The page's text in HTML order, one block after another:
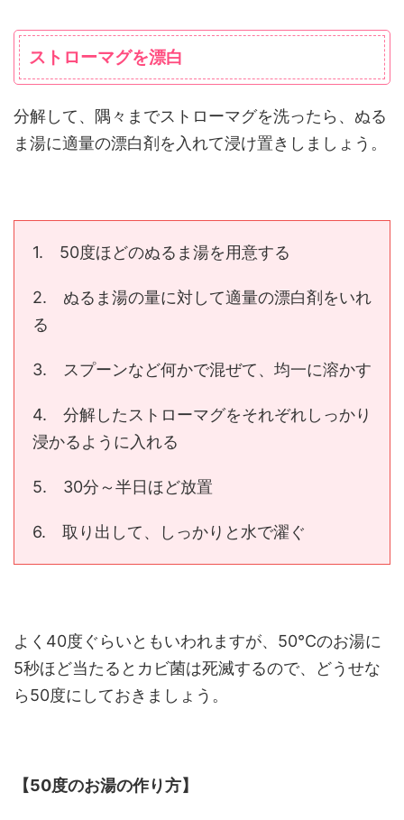
ストローマグを漂白
分解して、隅々までストローマグを洗ったら、ぬる
ま湯に適量の漂白剤を入れて浸け置きしましょう。
1. 50度ほどのぬるま湯を用意する
2. ぬるま湯の量に対して適量の漂白剤をいれ
る
3. スプーンなど何かで混ぜて、均一に溶かす
4. 分解したストローマグをそれぞれしっかり
浸かるように入れる
5. 30分～半日ほど放置
6. 取り出して、しっかりと水で濯ぐ
よく40度ぐらいともいわれますが、50℃のお湯に
5秒ほど当たるとカビ菌は死滅するので、どうせな
ら50度にしておきましょう。
【50度のお湯の作り方】